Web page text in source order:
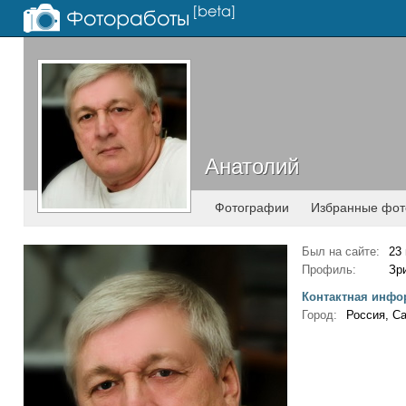
Анатолий
Анатолий
Фотографии Избранные
Был на сайте:
23
Профиль:
Контактная
Город:
Россия,